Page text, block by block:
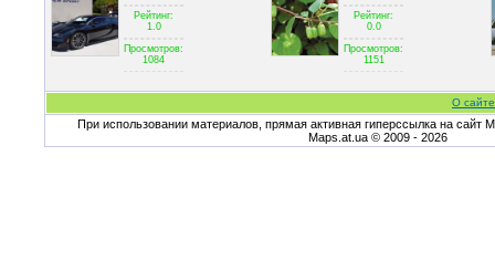
Рейтинг:
1.0
Просмотров:
1084
Рейтинг:
0.0
Просмотров:
1151
О
При использовании материалов, прямая активная гиперссылка на сайт
Maps.at.ua © 2009 - 2026